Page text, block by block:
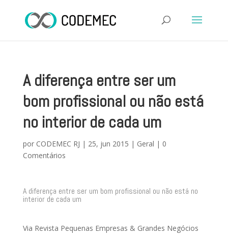
A diferença entre ser um
bom profissional ou não está
no interior de cada um
por CODEMEC RJ | 25, jun 2015 | Geral | 0
Comentários
A diferença entre ser um bom profissional ou não está no
interior de cada um
Via Revista Pequenas Empresas & Grandes Negócios